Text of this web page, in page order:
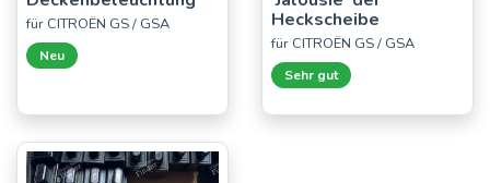
für CITROËN GS / GSA
Neu
Heckscheibe
für CITROËN GS / GSA
Sehr gut